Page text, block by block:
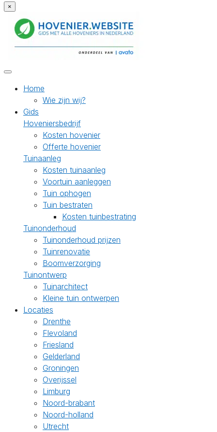
×
Home
Wie zijn wij?
Gids
Hoveniersbedrijf
Kosten hovenier
Offerte hovenier
Tuinaanleg
Kosten tuinaanleg
Voortuin aanleggen
Tuin ophogen
Tuin bestraten
Kosten tuinbestrating
Tuinonderhoud
Tuinonderhoud prijzen
Tuinrenovatie
Boomverzorging
Tuinontwerp
Tuinarchitect
Kleine tuin ontwerpen
Locaties
Drenthe
Flevoland
Friesland
Gelderland
Groningen
Overijssel
Limburg
Noord-brabant
Noord-holland
Utrecht